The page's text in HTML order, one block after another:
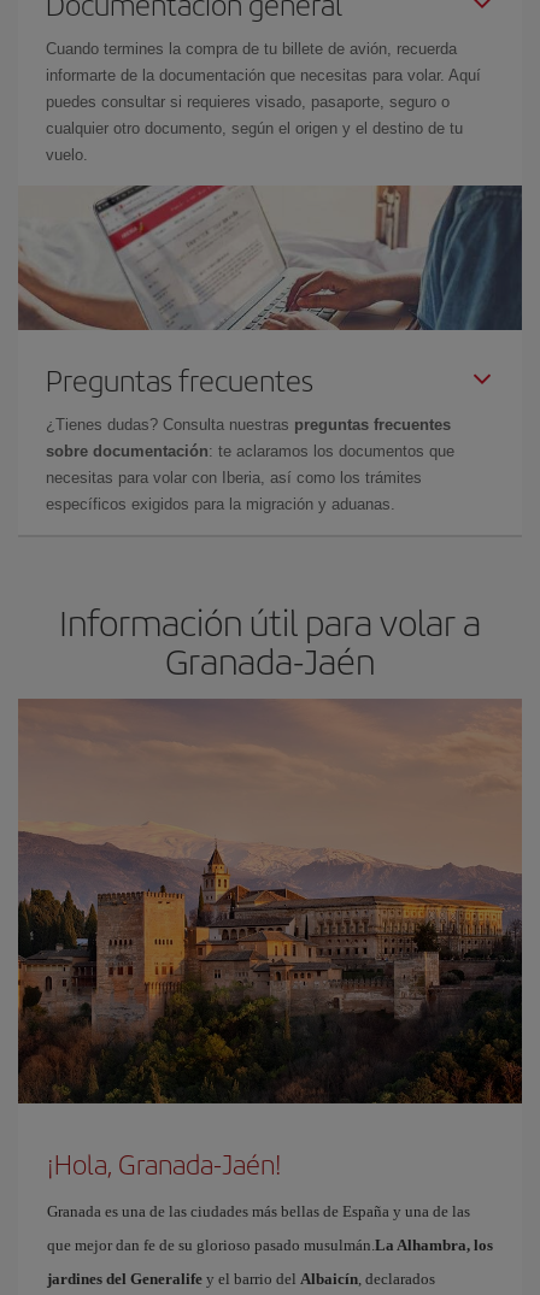
Cuando termines la compra de tu billete de avión, recuerda
informarte de la documentación que necesitas para volar. Aquí
puedes consultar si requieres visado, pasaporte, seguro o
cualquier otro documento, según el origen y el destino de tu
vuelo.
Preguntas frecuentes
¿Tienes dudas? Consulta nuestras preguntas frecuentes
sobre documentación: te aclaramos los documentos que
necesitas para volar con Iberia, así como los trámites
específicos exigidos para la migración y aduanas.
Información útil para volar a
Granada-Jaén
¡Hola, Granada-Jaén!
Granada es una de las ciudades más bellas de España y una de las
que mejor dan fe de su glorioso pasado musulmán.La Alhambra, los
jardines del Generalife y el barrio del Albaicín, declarados